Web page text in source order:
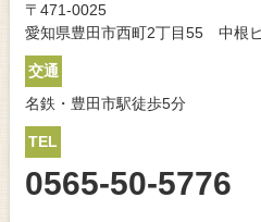
〒471-0025
愛知県豊田市西町2丁目55 中根
交通
名鉄・豊田市駅徒歩5分
TEL
0565-50-5776